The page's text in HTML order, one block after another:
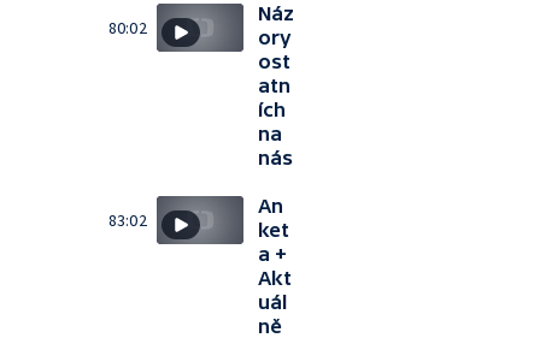
80:02
Náz
ory
ost
atn
ích
na
nás
83:02
An
ket
a +
Akt
uál
ně